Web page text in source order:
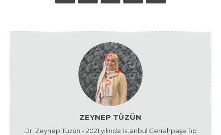
ZEYNEP TÜZÜN
Dr. Zeynep Tüzün - 2021 yılında İstanbul Cerrahpaşa Tıp